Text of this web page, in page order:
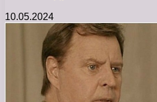
10.05.2024